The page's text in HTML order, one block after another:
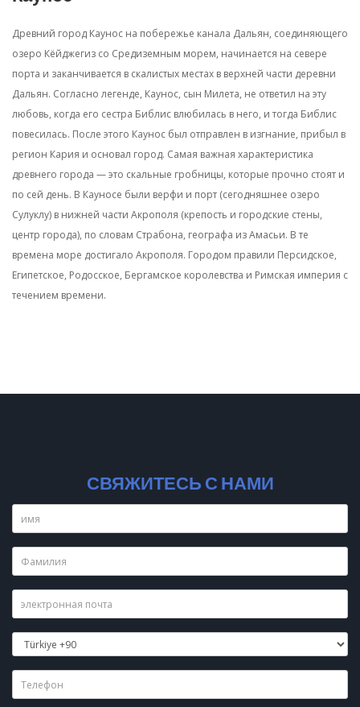
Древний город Каунос на побережье канала Дальян, соединяющего
озеро Кёйджегиз со Средиземным морем, начинается на севере
порта и заканчивается в скалистых местах в верхней части деревни
Дальян. Согласно легенде, Каунос, сын Милета, не ответил на эту
любовь, когда его сестра Библис влюбилась в него, и тогда Библис
повесилась. После этого Каунос был отправлен в изгнание, прибыл в
регион Кария и основал город. Самая важная характеристика
древнего города — это скальные гробницы, которые прочно стоят и
по сей день. В Кауносе были верфи и порт (сегодняшнее озеро
Сулуклу) в нижней части Акрополя (крепость и городские стены,
центр города), по словам Страбона, географа из Амасьи. В те
времена море достигало Акрополя. Городом правили Персидское,
Египетское, Родосское, Бергамское королевства и Римская империя с
течением времени.
СВЯЖИТЕСЬ С НАМИ